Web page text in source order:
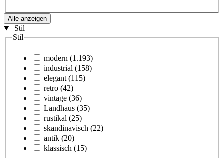
Alle anzeigen
Stil
Stil
modern (1.193)
industrial (158)
elegant (115)
retro (42)
vintage (36)
Landhaus (35)
rustikal (25)
skandinavisch (22)
antik (20)
klassisch (15)